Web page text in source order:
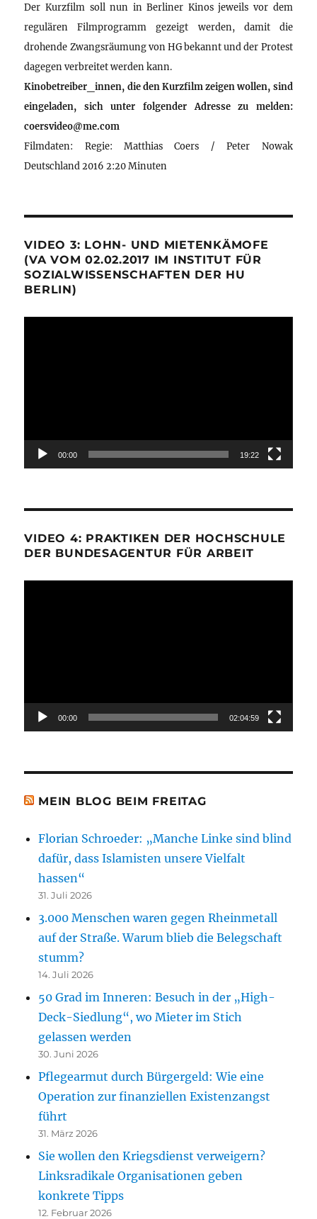
Der Kurzfilm soll nun in Berliner Kinos jeweils vor dem
regulären Filmprogramm gezeigt werden, damit die
drohende Zwangsräumung von HG bekannt und der Protest
dagegen verbreitet werden kann.
Kinobetreiber_innen, die den Kurzfilm zeigen wollen, sind
eingeladen, sich unter folgender Adresse zu melden:
coersvideo@me.com
Filmdaten: Regie: Matthias Coers / Peter Nowak
Deutschland 2016 2:20 Minuten
VIDEO 3: LOHN- UND MIETENKÄMOFE
(VA VOM 02.02.2017 IM INSTITUT FÜR
SOZIALWISSENSCHAFTEN DER HU
BERLIN)
00:00 19:22
VIDEO 4: PRAKTIKEN DER HOCHSCHULE
DER BUNDESAGENTUR FÜR ARBEIT
00:00 02:04:59
MEIN BLOG BEIM FREITAG
Florian Schroeder: „Manche Linke sind blind
dafür, dass Islamisten unsere Vielfalt
hassen“
31. Juli 2026
3.000 Menschen waren gegen Rheinmetall
auf der Straße. Warum blieb die Belegschaft
stumm?
14. Juli 2026
50 Grad im Inneren: Besuch in der „High-
Deck-Siedlung“, wo Mieter im Stich
gelassen werden
30. Juni 2026
Pflegearmut durch Bürgergeld: Wie eine
Operation zur finanziellen Existenzangst
führt
31. März 2026
Sie wollen den Kriegsdienst verweigern?
Linksradikale Organisationen geben
konkrete Tipps
12. Februar 2026